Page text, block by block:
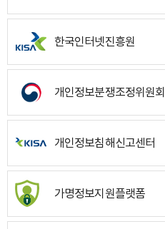
한국인터넷진흥원
개인정보분쟁조정위원회
개인정보침해신고센터
가명정보지원플랫폼